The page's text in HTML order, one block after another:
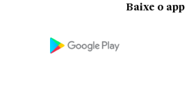
Baixe o app